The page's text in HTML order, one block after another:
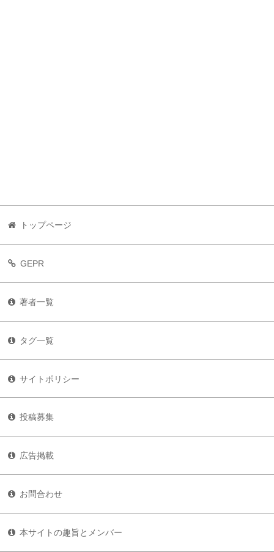
トップページ
GEPR
著者一覧
タグ一覧
サイトポリシー
投稿募集
広告掲載
お問合わせ
本サイトの趣旨とメンバー